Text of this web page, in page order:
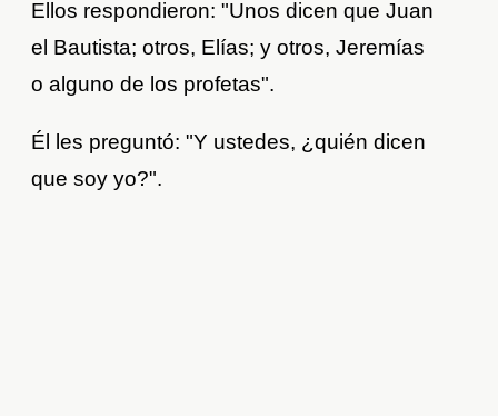
Ellos respondieron: "Unos dicen que Juan
el Bautista; otros, Elías; y otros, Jeremías
o alguno de los profetas".
Él les preguntó: "Y ustedes, ¿quién dicen
que soy yo?".